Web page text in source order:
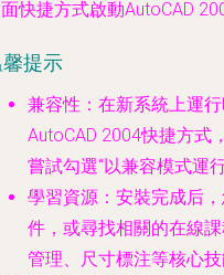
快捷方式啟動AutoCAD
提示
兼容性 ：在新系統上運
AutoCAD 2004快捷方式
嘗試勾選“以兼容模式運
學習資源 ：安裝完成后
件，或尋找相關的在線
管理、尺寸標注等核心技